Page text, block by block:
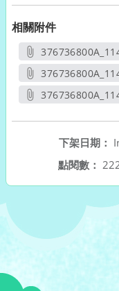
相關附件
下架日期：
點閱數：